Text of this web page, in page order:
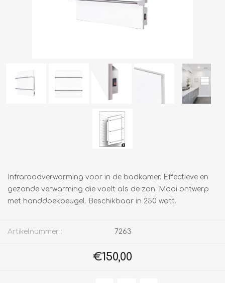
Infraroodverwarming voor in de badkamer. Effectieve en
gezonde verwarming die voelt als de zon. Mooi ontwerp
met handdoekbeugel. Beschikbaar in 250 watt.
Artikelnummer:: 7263
€150,00